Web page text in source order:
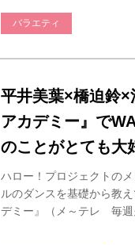
バラエティ
平井美葉×橋迫鈴
アカデミー』で
のことがとても大
ハロー！プロジェクトの
ルのダンスを基礎から教
デミー』（メ～テレ 毎